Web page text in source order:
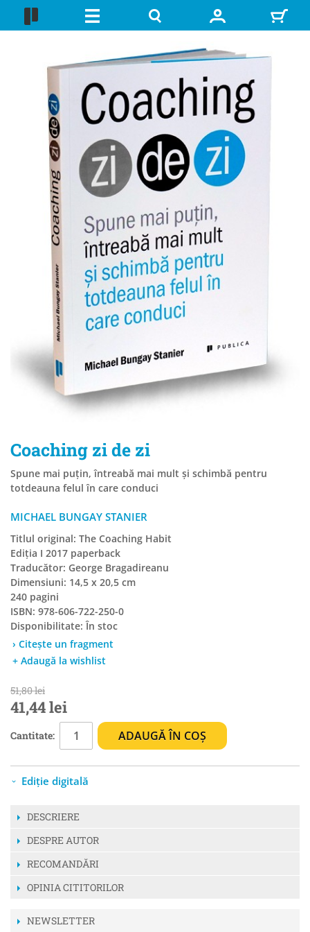
Coaching zi de zi
Spune mai puțin, întreabă mai mult și schimbă pentru
totdeauna felul în care conduci
MICHAEL BUNGAY STANIER
Titlul original: The Coaching Habit
Ediția I 2017 paperback
Traducător: George Bragadireanu
Dimensiuni: 14,5 x 20,5 cm
240 pagini
ISBN: 978-606-722-250-0
Disponibilitate: În stoc
› Citește un fragment
+ Adaugă la wishlist
51,80 lei
41,44 lei
Cantitate: ADAUGĂ ÎN COȘ
Ediție digitală
DESCRIERE
DESPRE AUTOR
RECOMANDĂRI
OPINIA CITITORILOR
NEWSLETTER